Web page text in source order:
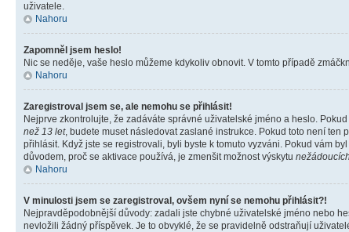
uživatele.
Nahoru
Zapomněl jsem heslo!
Nic se neděje, vaše heslo můžeme kdykoliv obnovit. V tomto případě
Nahoru
Zaregistroval jsem se, ale nemohu se přihlásit!
Nejprve zkontrolujte, že zadáváte správné uživatelské jméno a heslo.
než 13 let, budete muset následovat zaslané instrukce. Pokud toto není
přihlásit. Když jste se registrovali, byli byste k tomuto vyzváni. Pokud vám
důvodem, proč se aktivace používá, je zmenšit možnost výskytu nežádoucích
Nahoru
V minulosti jsem se zaregistroval, ovšem nyní se nemohu přihlásit?!
Nejpravděpodobnější důvody: zadali jste chybné uživatelské jméno nebo
nevložili žádný příspěvek. Je to obvyklé, že se pravidelně odstraňují